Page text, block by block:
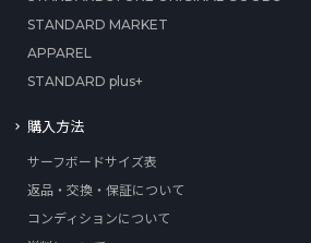
STANDARD MARKET
APPAREL
STANDARD plus+
購入方法
サーフボードサイズ表
返品・交換・保証について
コンディションについて